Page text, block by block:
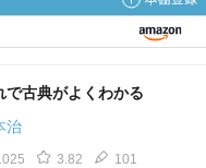
で古典がよくわかる
治
3.82 101